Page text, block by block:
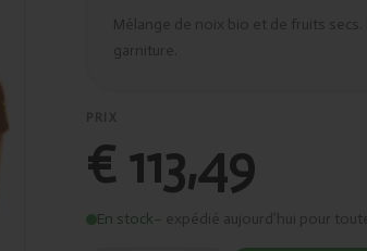
Mélange de noix bio et de fruits
garniture.
PRIX
€ 113,49
En stock– expédié aujourd’hui pour